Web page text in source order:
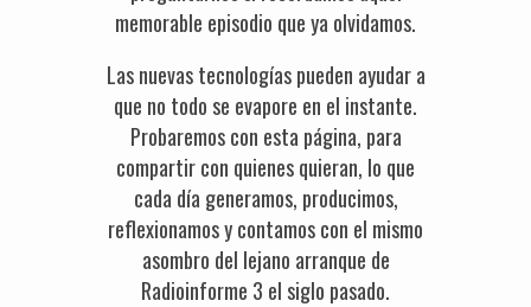
memorable episodio que ya olvidamos.
Las nuevas tecnologías pueden ayudar a
que no todo se evapore en el instante.
Probaremos con esta página, para
compartir con quienes quieran, lo que
cada día generamos, producimos,
reflexionamos y contamos con el mismo
asombro del lejano arranque de
Radioinforme 3 el siglo pasado.